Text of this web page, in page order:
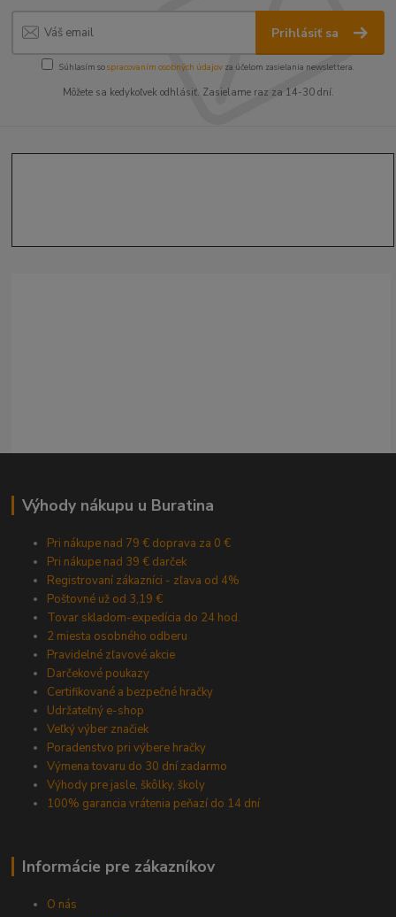
Prihlásiť sa
Súhlasím sospracovaním osobných údajov za účelom zasielania newslettera.
Môžete sa kedykoľvek odhlásiť. Zasielame raz za 14-30 dní.
Výhody nákupu u Buratina
Pri nákupe nad 79 € doprava za 0 €
Pri nákupe nad 39 € darček
Registrovaní zákazníci - zľava od 4%
Poštovné už od 3,19 €
Tovar skladom-expedícia do 24 hod.
2 miesta osobného odberu
Pravidelné zľavové akcie
Darčekové poukazy
Certifikované a bezpečné hračky
Udržateľný e-shop
Veľký výber značiek
Poradenstvo pri výbere hračky
Výmena tovaru do 30 dní zadarmo
Výhody pre jasle, škôlky, školy
100% garancia vrátenia peňazí do 14 dní
Informácie pre zákazníkov
O nás